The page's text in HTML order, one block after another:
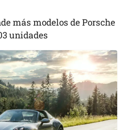
más modelos de Porsche
unidades